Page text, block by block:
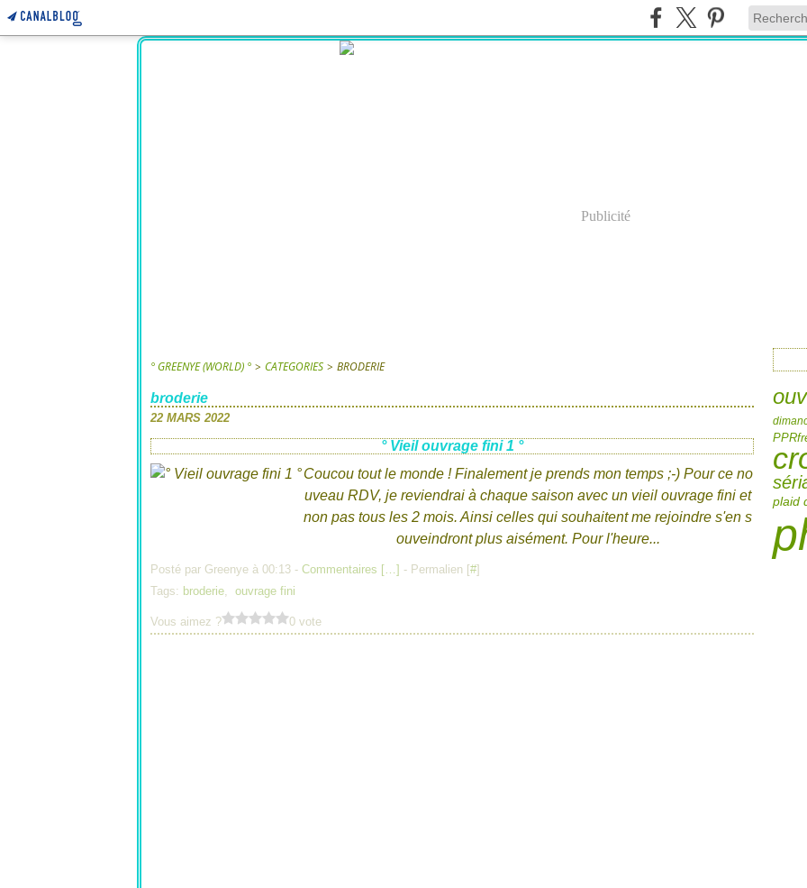
Publicité
° GREENYE (WORLD) ° > CATEGORIES > BRODERIE
broderie
22 MARS 2022
° Vieil ouvrage fini 1 °
Coucou tout le monde ! Finalement je prends mon temps ;-) Pour ce no
uveau RDV, je reviendrai à chaque saison avec un vieil ouvrage fini et
non pas tous les 2 mois. Ainsi celles qui souhaitent me rejoindre s'en s
ouveindront plus aisément. Pour l'heure...
Posté par Greenye à 00:13 - Commentaires […] - Permalien [#]
Tags: broderie, ouvrage fini
Vous aimez ? 0 vote
PPR
plaid